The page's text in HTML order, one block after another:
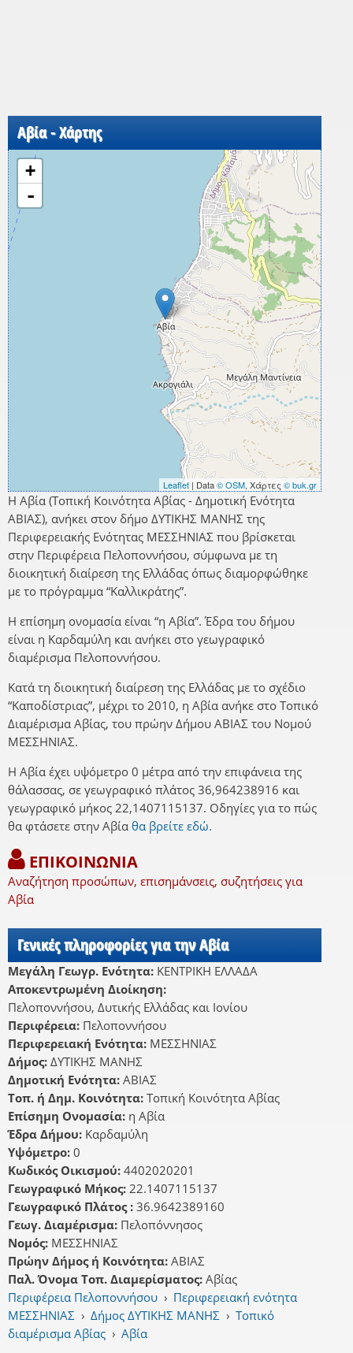
Αβία - Χάρτης
+
-
Leaflet | Data© OSM, Χάρτες © buk.gr
Η Αβία (Τοπική Κοινότητα Αβίας - Δημοτική Ενότητα
ΑΒΙΑΣ), ανήκει στον δήμο ΔΥΤΙΚΗΣ ΜΑΝΗΣ της
Περιφερειακής Ενότητας ΜΕΣΣΗΝΙΑΣ που βρίσκεται
στην Περιφέρεια Πελοποννήσου, σύμφωνα με τη
διοικητική διαίρεση της Ελλάδας όπως διαμορφώθηκε
με το πρόγραμμα “Καλλικράτης”.
Η επίσημη ονομασία είναι “η Αβία”. Έδρα του δήμου
είναι η Καρδαμύλη και ανήκει στο γεωγραφικό
διαμέρισμα Πελοποννήσου.
Κατά τη διοικητική διαίρεση της Ελλάδας με το σχέδιο
“Καποδίστριας”, μέχρι το 2010, η Αβία ανήκε στο Τοπικό
Διαμέρισμα Αβίας, του πρώην Δήμου ΑΒΙΑΣ του Νομού
ΜΕΣΣΗΝΙΑΣ.
Η Αβία έχει υψόμετρο 0 μέτρα από την επιφάνεια της
θάλασσας, σε γεωγραφικό πλάτος 36,964238916 και
γεωγραφικό μήκος 22,1407115137. Οδηγίες για το πώς
θα φτάσετε στην Αβία θα βρείτε εδώ.
ΕΠΙΚΟΙΝΩΝΙΑ
Αναζήτηση προσώπων, επισημάνσεις, συζητήσεις για
Αβία
Γενικές πληροφορίες για την Αβία
Μεγάλη Γεωγρ. Ενότητα: ΚΕΝΤΡΙΚΗ ΕΛΛΑΔΑ
Αποκεντρωμένη Διοίκηση:
Πελοποννήσου, Δυτικής Ελλάδας και Ιονίου
Περιφέρεια: Πελοποννήσου
Περιφερειακή Ενότητα: ΜΕΣΣΗΝΙΑΣ
Δήμος: ΔΥΤΙΚΗΣ ΜΑΝΗΣ
Δημοτική Ενότητα: ΑΒΙΑΣ
Τοπ. ή Δημ. Κοινότητα: Τοπική Κοινότητα Αβίας
Επίσημη Ονομασία: η Αβία
Έδρα Δήμου: Καρδαμύλη
Υψόμετρο: 0
Κωδικός Οικισμού: 4402020201
Γεωγραφικό Μήκος: 22.1407115137
Γεωγραφικό Πλάτος : 36.9642389160
Γεωγ. Διαμέρισμα: Πελοπόννησος
Νομός: ΜΕΣΣΗΝΙΑΣ
Πρώην Δήμος ή Κοινότητα: ΑΒΙΑΣ
Παλ. Όνομα Τοπ. Διαμερίσματος: Αβίας
Περιφέρεια Πελοποννήσου › Περιφερειακή ενότητα
ΜΕΣΣΗΝΙΑΣ › Δήμος ΔΥΤΙΚΗΣ ΜΑΝΗΣ › Τοπικό
διαμέρισμα Αβίας › Αβία